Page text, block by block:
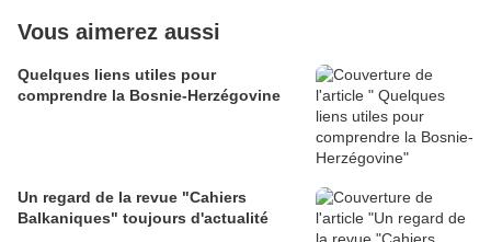
Vous aimerez aussi
Quelques liens utiles pour
comprendre la Bosnie-Herzégovine
Un regard de la revue "Cahiers
Balkaniques" toujours d'actualité